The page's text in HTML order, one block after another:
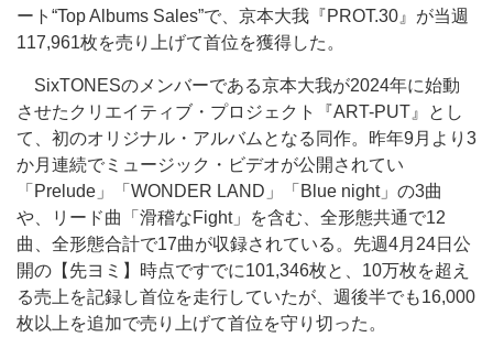
ート“Top Albums Sales”で、京本大我『PROT.30』が当週
117,961枚を売り上げて首位を獲得した。
SixTONESのメンバーである京本大我が2024年に始動
させたクリエイティブ・プロジェクト『ART-PUT』とし
て、初のオリジナル・アルバムとなる同作。昨年9月より3
か月連続でミュージック・ビデオが公開されてい
「Prelude」「WONDER LAND」「Blue night」の3曲
や、リード曲「滑稽なFight」を含む、全形態共通で12
曲、全形態合計で17曲が収録されている。先週4月24日公
開の【先ヨミ】時点ですでに101,346枚と、10万枚を超え
る売上を記録し首位を走行していたが、週後半でも16,000
枚以上を追加で売り上げて首位を守り切った。